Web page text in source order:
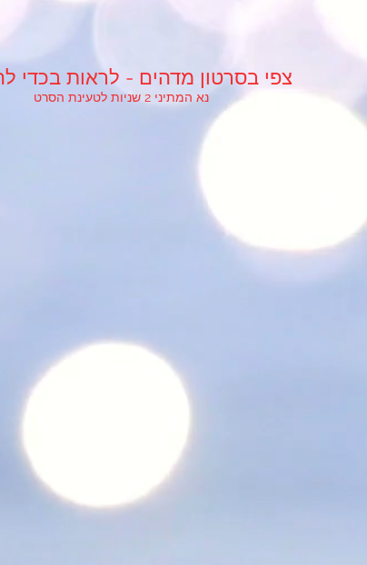
!צפי בסרטון מדהים - לראות בכדי
נא המתיני 2 שניות לטעינת הסרט